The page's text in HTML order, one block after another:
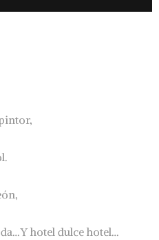
hotel dulce hotel…